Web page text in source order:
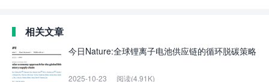
相关文章
今日Nature:全球锂离子电池供应链的循环脱碳策略
2025-10-23 阅读(4.91K)